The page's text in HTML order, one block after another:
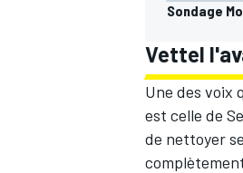
Sondage
Vettel
Une des voix
est celle de
de nettoyer